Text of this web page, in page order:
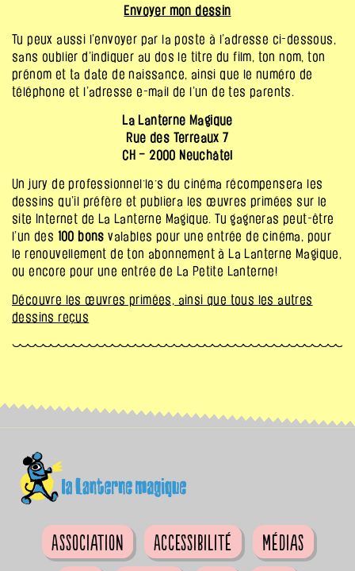
Envoyer mon dessin
Tu peux aussi l’envoyer par la poste à l’adresse ci-dessous,
sans oublier d’indiquer au dos le titre du film, ton nom, ton
prénom et ta date de naissance, ainsi que le numéro de
téléphone et l’adresse e-mail de l’un de tes parents.
La Lanterne Magique
Rue des Terreaux 7
CH – 2000 Neuchâtel
Un jury de professionnel·le·s du cinéma récompensera les
dessins qu’il préfère et publiera les œuvres primées sur le
site Internet de La Lanterne Magique. Tu gagneras peut-être
l’un des 100 bons valables pour une entrée de cinéma, pour
le renouvellement de ton abonnement à La Lanterne Magique,
ou encore pour une entrée de La Petite Lanterne!
Découvre les œuvres primées, ainsi que tous les autres
dessins reçus
Association Accessibilité
Médias